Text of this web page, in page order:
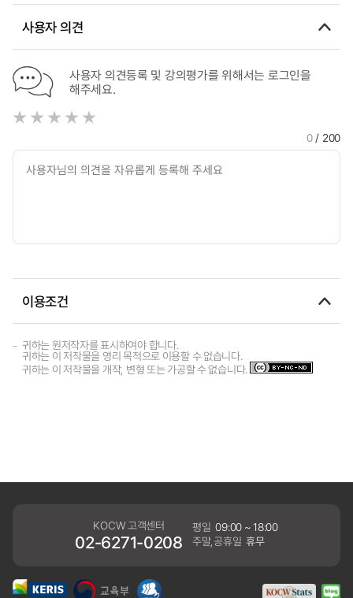
사용자 의견
사용자 의견등록 및 강의평가를 위해서는 로그인을
해주세요.
0/ 200
이용조건
귀하는 원저작자를 표시하여야 합니다.
귀하는 이 저작물을 영리 목적으로 이용할 수 없습니다.
귀하는 이 저작물을 개작, 변형 또는 가공할 수 없습니다.
KOCW 고객센터
02-6271-0208
평일 09:00 ~ 18:00
주말,공휴일 휴무